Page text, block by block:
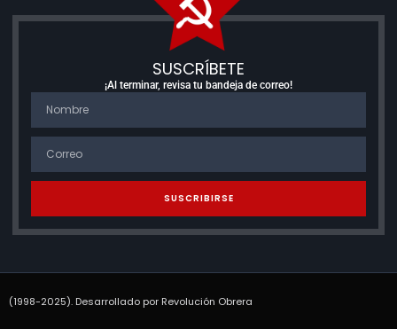
SUSCRÍBETE
¡Al terminar, revisa tu bandeja de correo!
SUSCRIBIRSE
(1998-2025). Desarrollado por Revolución Obrera